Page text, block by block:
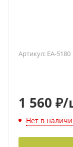
Артикул: EA-5180
1 560 ₽/
Нет в